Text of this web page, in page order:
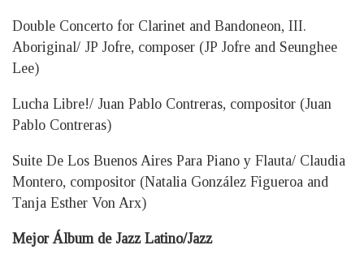
Double Concerto for Clarinet and Bandoneon, III.
Aboriginal/ JP Jofre, composer (JP Jofre and Seunghee
Lee)
Lucha Libre!/ Juan Pablo Contreras, compositor (Juan
Pablo Contreras)
Suite De Los Buenos Aires Para Piano y Flauta/ Claudia
Montero, compositor (Natalia González Figueroa and
Tanja Esther Von Arx)
Mejor Álbum de Jazz Latino/Jazz